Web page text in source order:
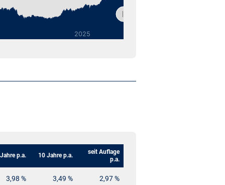
p.a. 10 Jahre p.a.
seit Auflage
p.a.
3,98 % 3,49 % 2,97 %